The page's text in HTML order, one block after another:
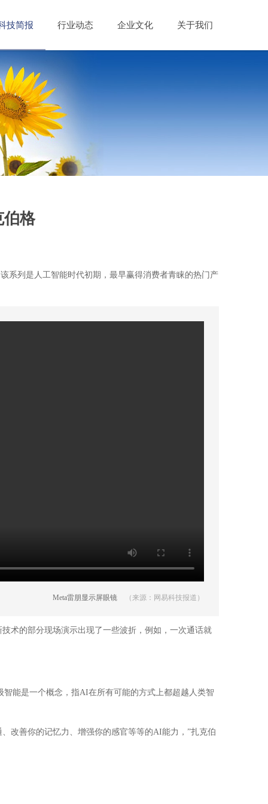
技简报 行业动态 企业文化 关于我们
伯格
系列是人工智能时代初期，最早赢得消费者青睐的热门产
Meta雷朋显示屏眼镜 （来源：网易科技报道）
技术的部分现场演示出现了一些波折，例如，一次通话就
智能是一个概念，指AI在所有可能的方式上都超越人类智
改善你的记忆力、增强你的感官等等的AI能力，”扎克伯